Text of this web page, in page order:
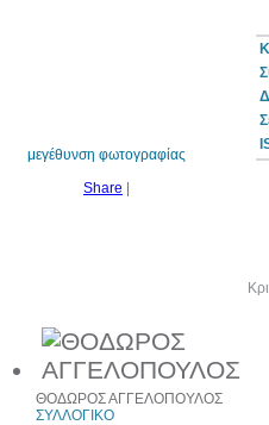
μεγέθυνση φωτογραφίας
Share
ΘΟΔΩΡΟΣ ΑΓΓΕΛΟΠΟΥΛΟΣ
ΣΥΛΛΟΓΙΚΟ